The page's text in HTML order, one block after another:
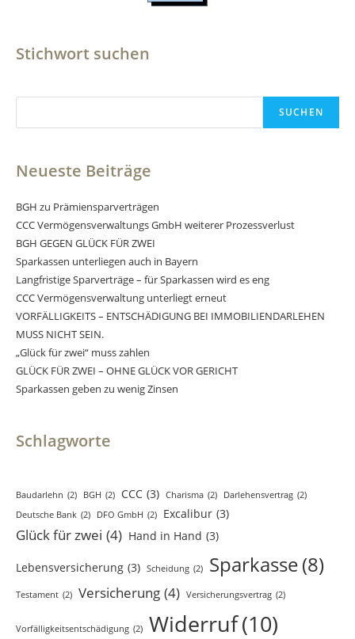
Stichwort suchen
SUCHEN
Neueste Beiträge
BGH zu Prämiensparverträgen
CCC Vermögensverwaltungs GmbH weiterer Prozessverlust
BGH GEGEN GLÜCK FÜR ZWEI
Sparkassen unterliegen auch in Bayern
Langfristige Sparverträge – für Sparkassen wird es eng
CCC Vermögensverwaltung unterliegt erneut
VORFÄLLIGKEITS – ENTSCHÄDIGUNG BEI IMMOBILIENDARLEHEN
MUSS NICHT SEIN.
„Glück für zwei“ muss zahlen
GLÜCK FÜR ZWEI – OHNE GLÜCK VOR GERICHT
Sparkassen geben zu wenig Zinsen
Schlagworte
Baudarlehn (2) BGH (2) CCC (3) Charisma (2) Darlehensvertrag (2)
Deutsche Bank (2) DFO GmbH (2) Excalibur (3)
Glück für zwei (4) Hand in Hand (3)
Lebensversicherung (3) Scheidung (2) Sparkasse(8)
Testament (2) Versicherung (4) Versicherungsvertrag (2)
Vorfälligkeitsentschädigung (2) Widerruf(10)